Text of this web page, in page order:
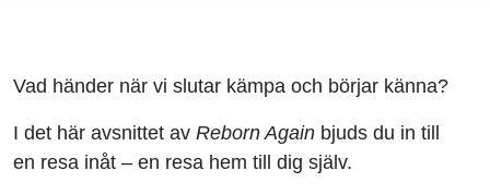
igen!
Vad händer när vi slutar kämpa och börjar känna?
I det här avsnittet av Reborn Again bjuds du in till
en resa inåt – en resa hem till dig själv.